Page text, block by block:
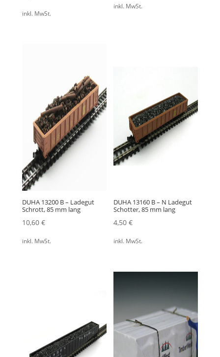
inkl. MwSt.
inkl. MwSt.
DUHA 13200 B – Ladegut
Schrott, 85 mm lang
10,60 €
inkl. MwSt.
DUHA 13160 B – N Ladegut
Schotter, 85 mm lang
4,50€
inkl. MwSt.